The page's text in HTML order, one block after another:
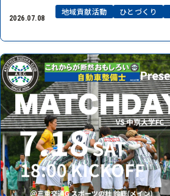
2026.07.08
地域貢献活動 ひとづくり